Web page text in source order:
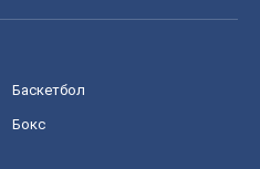
Баскетбол
Бокс